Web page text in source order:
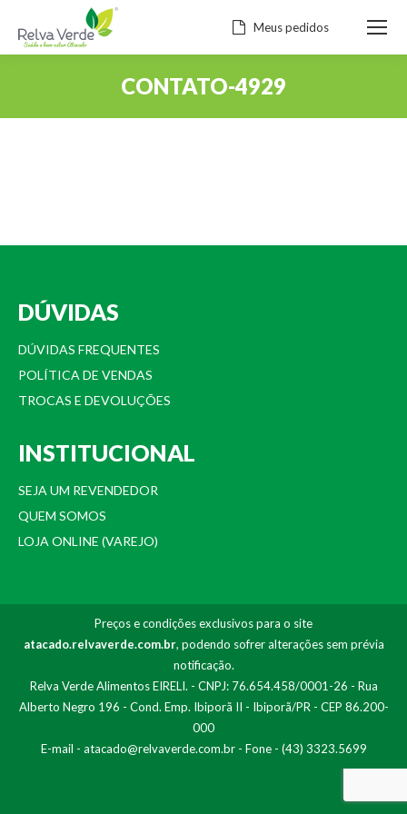
Meus pedidos
CONTATO-4929
DÚVIDAS
DÚVIDAS FREQUENTES
POLÍTICA DE VENDAS
TROCAS E DEVOLUÇÕES
INSTITUCIONAL
SEJA UM REVENDEDOR
QUEM SOMOS
LOJA ONLINE (VAREJO)
Preços e condições exclusivos para o site
atacado.relvaverde.com.br, podendo sofrer alterações sem prévia
notificação.
Relva Verde Alimentos EIRELI. - CNPJ: 76.654.458/0001-26 - Rua
Alberto Negro 196 - Cond. Emp. Ibiporã II - Ibiporã/PR - CEP 86.200-
000
E-mail - atacado@relvaverde.com.br- Fone - (43) 3323.5699